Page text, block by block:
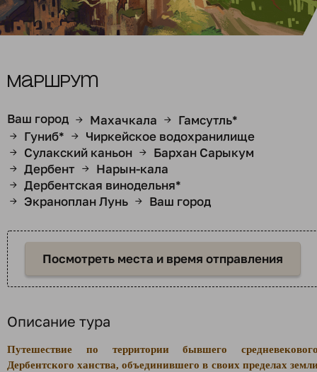
Маршрут
Ваш город → Махачкала → Гамсутль*
→ Гуниб* → Чиркейское водохранилище
→ Сулакский каньон → Бархан Сарыкум
→ Дербент → Нарын-кала
→ Дербентская винодельня*
→ Экраноплан Лунь → Ваш город
Посмотреть места и время отправления
Описание тура
Путешествие по территории бывшего
Дербентского ханства, объединившего в своих пределах